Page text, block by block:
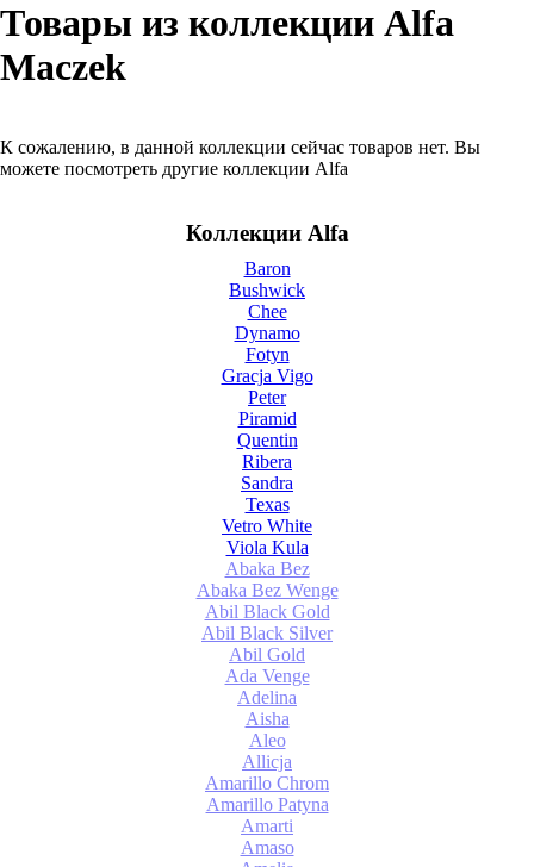
Товары из коллекции Alfa
Maczek
К сожалению, в данной коллекции сейчас товаров нет. Вы
можете посмотреть другие коллекции Alfa
Коллекции Alfa
Baron
Bushwick
Chee
Dynamo
Fotyn
Gracja Vigo
Peter
Piramid
Quentin
Ribera
Sandra
Texas
Vetro White
Viola Kula
Abaka Bez
Abaka Bez Wenge
Abil Black Gold
Abil Black Silver
Abil Gold
Ada Venge
Adelina
Aisha
Aleo
Allicja
Amarillo Chrom
Amarillo Patyna
Amarti
Amaso